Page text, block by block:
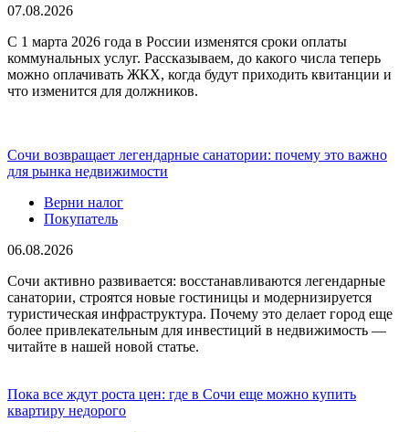
07.08.2026
С 1 марта 2026 года в России изменятся сроки оплаты
коммунальных услуг. Рассказываем, до какого числа теперь
можно оплачивать ЖКХ, когда будут приходить квитанции и
что изменится для должников.
Сочи возвращает легендарные санатории: почему это важно
для рынка недвижимости
Верни налог
Покупатель
06.08.2026
Сочи активно развивается: восстанавливаются легендарные
санатории, строятся новые гостиницы и модернизируется
туристическая инфраструктура. Почему это делает город еще
более привлекательным для инвестиций в недвижимость —
читайте в нашей новой статье.
Пока все ждут роста цен: где в Сочи еще можно купить
квартиру недорого